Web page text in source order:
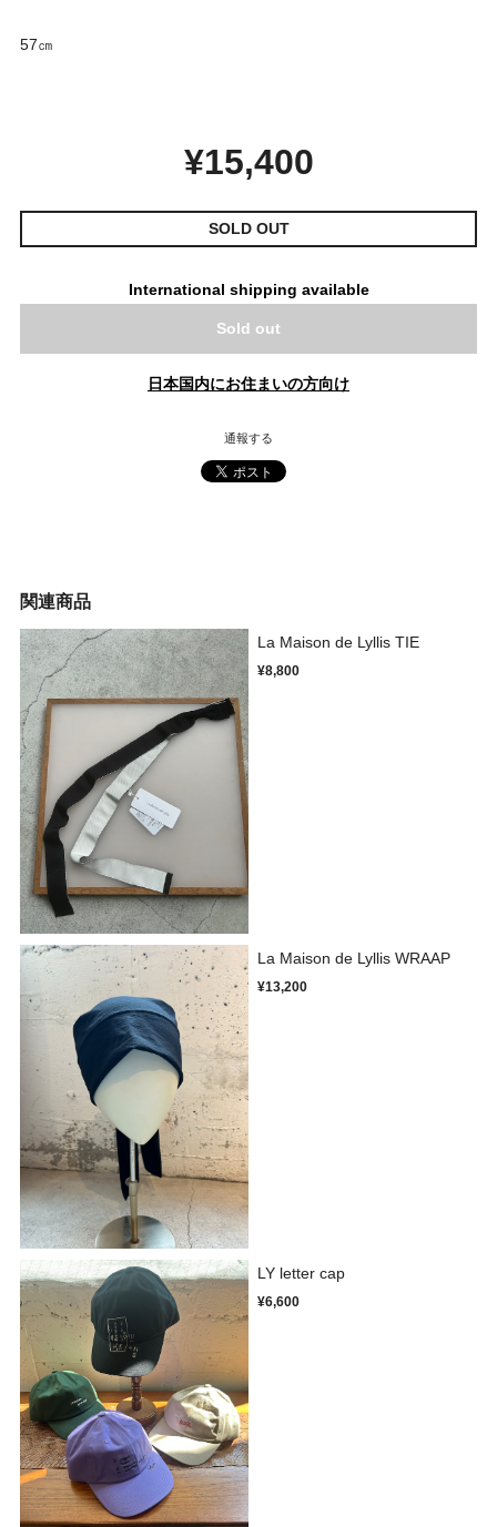
57㎝
¥15,400
SOLD OUT
International shipping available
Sold out
日本国内にお住まいの方向け
通報する
関連商品
La Maison de Lyllis TIE
¥8,800
La Maison de Lyllis WRAAP
¥13,200
LY letter cap
¥6,600